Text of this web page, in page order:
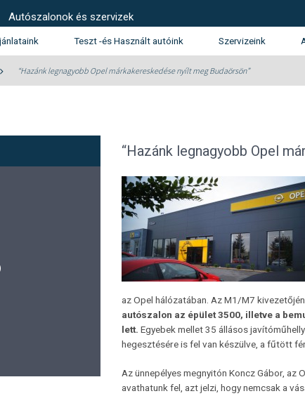
Autószalonok és szervizek
Teszt -és Használt autóink
Használt autó kínálatunk
Szervizeink
SUZUKI márkaszerviz
“Hazánk legnagyobb Opel márkakereskedése nyílt meg Budaörsön”
“Hazánk legnagyobb Opel
az Opel hálózatában. Az M1/M7
autószalon az épület 3500, illetve a
lett. Egyebek mellet 35 állásos
hegesztésére is fel van készülve, a fűtött
Az ünnepélyes megnyitón Koncz Gábor, az
avathatunk fel, azt jelzi, hogy nemcsak a